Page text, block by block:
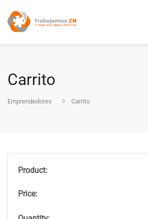
Carrito
Emprendedores Carrito